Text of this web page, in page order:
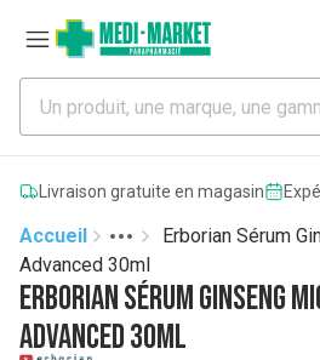
Livraison gratuite en magasin
Accueil
More
Toggle menu
Erborian Sérum
Advanced 30ml
Erborian Sérum Ginseng
Advanced 30ml